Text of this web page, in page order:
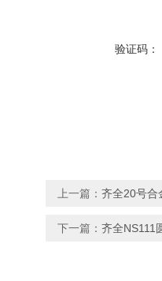
验证码：
上一篇： 齐全20号合
下一篇： 齐全NS111